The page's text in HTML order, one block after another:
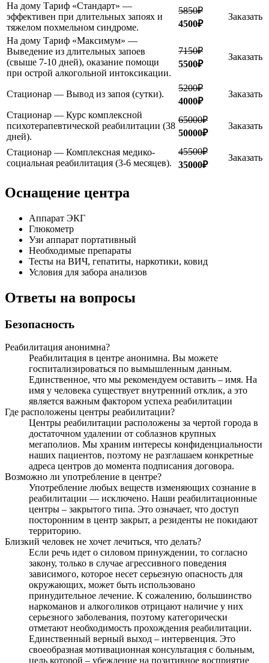
На дому Тариф «Стандарт» —
эффективен при длительных запоях и
тяжелом похмельном синдроме.
5850₽
4500₽
Заказать
На дому Тариф «Максимум» —
Выведение из длительных запоев
(свыше 7-10 дней), оказание помощи
при острой алкогольной интоксикации.
7150₽
5500₽
Заказать
Стационар — Вывод из запоя (сутки).
5200₽
4000₽
Заказать
Стационар — Курс комплексной
психотерапевтической реабилитации (38
дней).
65000₽
50000₽
Заказать
Стационар — Комплексная медико-
социальная реабилитация (3-6 месяцев).
45500₽
35000₽
Заказать
Оснащение центра
Аппарат ЭКГ
Глюкометр
Узи аппарат портативный
Необходимые препараты
Тесты на ВИЧ, гепатиты, наркотики, ковид
Условия для забора анализов
Ответы на вопросы
Безопасность
Реабилитация анонимна?
Реабилитация в центре анонимна. Вы можете
госпитализироваться по вымышленным данным.
Единственное, что мы рекомендуем оставить – имя. На
имя у человека существует внутренний отклик, а это
является важным фактором успеха реабилитации
Где расположены центры реабилитации?
Центры реабилитации расположены за чертой города в
достаточном удалении от соблазнов крупных
мегаполиов. Мы храним интересы конфиденциальности
наших пациентов, поэтому не разглашаем конкретные
адреса центров до момента подписания договора.
Возможно ли употребление в центре?
Употребление любых веществ изменяющих сознание в
реабилитации — исключено. Наши реабилитационные
центры – закрытого типа. Это означает, что доступ
посторонним в центр закрыт, а резиденты не покидают
территорию.
Близкий человек не хочет лечиться, что делать?
Если речь идет о силовом принуждении, то согласно
закону, только в случае агрессивного поведения
зависимого, которое несет серьезную опасность для
окружающих, может быть использовано
принудительное лечение. К сожалению, большинство
наркоманов и алкоголиков отрицают наличие у них
серьезного заболевания, поэтому категорически
отметают необходимость прохождения реабилитации.
Единственный верный выход – интервенция. Это
своеобразная мотивационная консультация с больным,
цель которой – убеждение на позитивное восприятие